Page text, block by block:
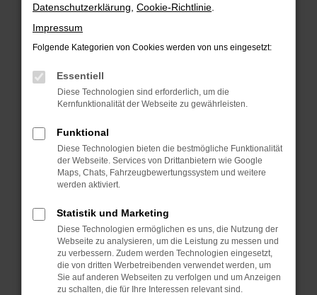
LEIDENSCHAFT FÜR AUTOS?
Lust auf eine Karriere in der Automobilbranche?
Autohaus bietet spannende berufliche Möglichkeiten in
einem dynamischen Umfeld. Egal ob Verkauf,
Kundenservice, Werkstatt oder Verwaltung - bei uns
Entwicklungschancen. Wir legen Wert auf Teamarbeit,
Weiterbildung und individuelle Förderung unserer
Mitarbeiter.
durchstarten?
Sie sind (noch) kein
Fahrzeugmechatroniker/in?
Datenschutzerklärung Cookie-Richtlinie
Impressum
Folgende Kategorien von Cookies werden von uns eingesetzt:
Essentiell
Diese Technologien sind erforderlich, um die
Kernfunktionalität der Webseite zu gewährleisten.
Funktional
Diese Technologien bieten die bestmögliche Funktionalität
der Webseite. Services von Drittanbietern wie Google
Maps, Chats, Fahrzeugbewertungssystem und weitere
werden aktiviert.
Statistik und Marketing
Diese Technologien ermöglichen es uns, die Nutzung der
Webseite zu analysieren, um die Leistung zu messen und
zu verbessern. Zudem werden Technologien eingesetzt,
die von dritten Werbetreibenden verwendet werden, um
Sie auf anderen Webseiten zu verfolgen und um Anzeigen
zu schalten, die für Ihre Interessen relevant sind.